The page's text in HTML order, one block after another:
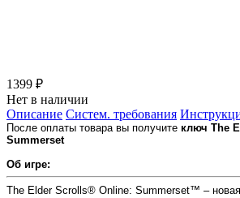
1399 ₽
Нет в наличии
Описание Систем. требования
После оплаты товара вы получите ключ The
Summerset
Об игре:
The Elder Scrolls® Online: Summerset™ –